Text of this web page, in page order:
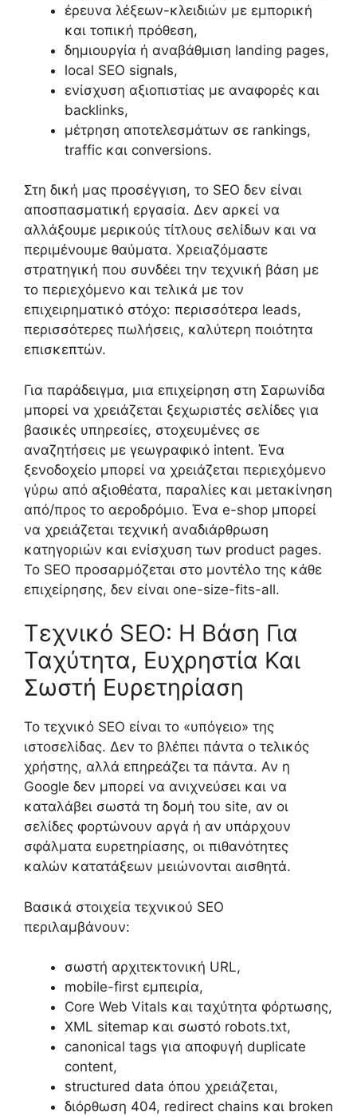
έρευνα λέξεων-κλειδιών με εμπορική
και τοπική πρόθεση,
δημιουργία ή αναβάθμιση landing pages,
local SEO signals,
ενίσχυση αξιοπιστίας με αναφορές και
backlinks,
μέτρηση αποτελεσμάτων σε rankings,
traffic και conversions.
Στη δική μας προσέγγιση, το SEO δεν είναι
αποσπασματική εργασία. Δεν αρκεί να
αλλάξουμε μερικούς τίτλους σελίδων και να
περιμένουμε θαύματα. Χρειαζόμαστε
στρατηγική που συνδέει την τεχνική βάση με
το περιεχόμενο και τελικά με τον
επιχειρηματικό στόχο: περισσότερα leads,
περισσότερες πωλήσεις, καλύτερη ποιότητα
επισκεπτών.
Για παράδειγμα, μια επιχείρηση στη Σαρωνίδα
μπορεί να χρειάζεται ξεχωριστές σελίδες για
βασικές υπηρεσίες, στοχευμένες σε
αναζητήσεις με γεωγραφικό intent. Ένα
ξενοδοχείο μπορεί να χρειάζεται περιεχόμενο
γύρω από αξιοθέατα, παραλίες και μετακίνηση
από/προς το αεροδρόμιο. Ένα e-shop μπορεί
να χρειάζεται τεχνική αναδιάρθρωση
κατηγοριών και ενίσχυση των product pages.
Το SEO προσαρμόζεται στο μοντέλο της κάθε
επιχείρησης, δεν είναι one-size-fits-all.
Τεχνικό SEO: Η Βάση Για
Ταχύτητα, Ευχρηστία Και
Σωστή Ευρετηρίαση
Το τεχνικό SEO είναι το «υπόγειο» της
ιστοσελίδας. Δεν το βλέπει πάντα ο τελικός
χρήστης, αλλά επηρεάζει τα πάντα. Αν η
Google δεν μπορεί να ανιχνεύσει και να
καταλάβει σωστά τη δομή του site, αν οι
σελίδες φορτώνουν αργά ή αν υπάρχουν
σφάλματα ευρετηρίασης, οι πιθανότητες
καλών κατατάξεων μειώνονται αισθητά.
Βασικά στοιχεία τεχνικού SEO
περιλαμβάνουν:
σωστή αρχιτεκτονική URL,
mobile-first εμπειρία,
Core Web Vitals και ταχύτητα φόρτωσης,
XML sitemap και σωστό robots.txt,
canonical tags για αποφυγή duplicate
content,
structured data όπου χρειάζεται,
διόρθωση 404, redirect chains και broken